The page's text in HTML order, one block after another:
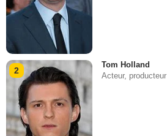
2
Tom Holland
Acteur, producteur